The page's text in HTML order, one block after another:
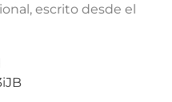
escrito desde el